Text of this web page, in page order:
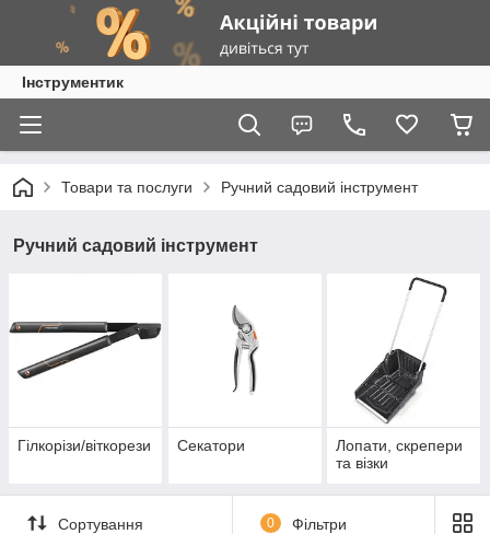
Інструментик
Товари та послуги Ручний садовий інструмент
Ручний садовий інструмент
Гілкорізи/віткорези Секатори
Лопати, скрепери
та візки
Сортування 0 Фільтри